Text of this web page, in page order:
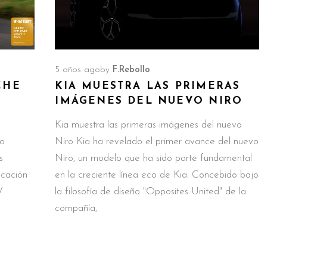
5 años ago by F.Rebollo
KIA MUESTRA LAS PRIMERAS
IMÁGENES DEL NUEVO NIRO
Kia muestra las primeras imágenes del nuevo
Niro Kia ha revelado el primer avance del nuevo
Niro, un modelo que ha sido parte fundamental
en la creciente línea eco de Kia. Concebido bajo
la filosofía de diseño "Opposites United" de la
compañía,